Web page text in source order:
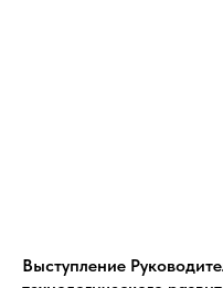
Выступление